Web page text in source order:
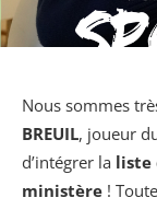
Nous sommes
BREUIL, joueur
d’intégrer la liste
ministère !